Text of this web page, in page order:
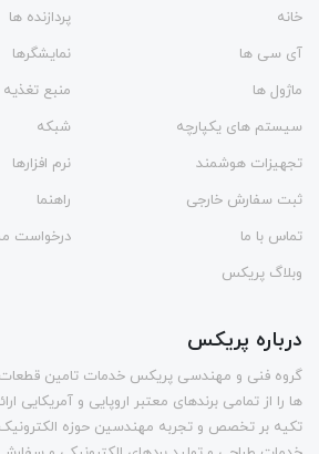
خانه
پردازنده ها
آی سی ها
نمایشگرها
ماژول ها
منبع تغذیه
سیستم های یکپارچه
شبکه
تجهیزات هوشمند
نرم افزارها
ثبت سفارش خارجی
راهنما
تماس با ما
درخواست
وبلاگ پریکس
درباره پریکس
گروه فنی و مهندسی پریکس خدمات تامین قطعات
ها را از تمامی برندهای معتبر اروپایی و آمریکایی
تکیه بر تخصص و تجربه مهندسین حوزه الکترونیک،